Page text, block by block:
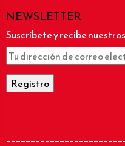
NEWSLETTER
Suscríbete y recibe